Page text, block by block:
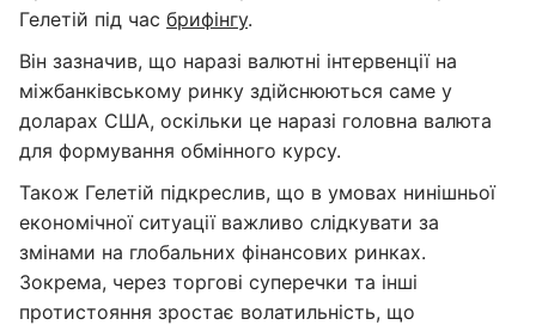
Гелетій під час брифінгу.
Він зазначив, що наразі валютні інтервенції на
міжбанківському ринку здійснюються саме у
доларах США, оскільки це наразі головна валюта
для формування обмінного курсу.
Також Гелетій підкреслив, що в умовах нинішньої
економічної ситуації важливо слідкувати за
змінами на глобальних фінансових ринках.
Зокрема, через торгові суперечки та інші
протистояння зростає волатильність, що